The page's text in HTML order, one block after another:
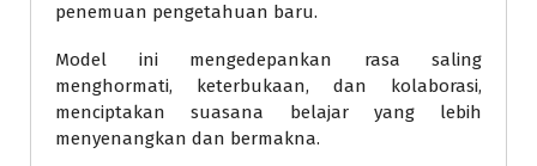
penemuan pengetahuan baru.
Model ini mengedepankan rasa saling
menghormati, keterbukaan, dan kolaborasi,
menciptakan suasana belajar yang lebih
menyenangkan dan bermakna.